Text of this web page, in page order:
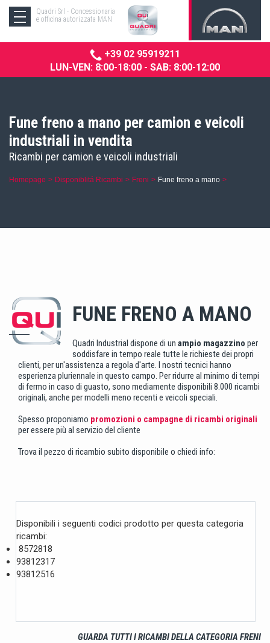
Quadri Srl - Concessionaria
e officina autorizzata MAN
+39 02 95919211
LUN-VEN: 8:00-18:00 - SAB: 8:00-12:00
Fune freno a mano per camion e veicoli
industriali in vendita
Ricambi per camion e veicoli industriali
Homepage Disponiblitá Ricambi Freni Fune freno a mano
FUNE FRENO A MANO
Quadri Industrial dispone di un ampio magazzino per
soddisfare in tempo reale tutte le richieste dei propri
clienti, per un'assistenza a regola d'arte. I nostri tecnici hanno
esperienza pluriennale in questo campo. Per ridurre al minimo di tempi
di fermo in caso di guasto, sono mediamente disponibili 8.000 ricambi
originali, anche per modelli meno recenti e veicoli speciali.
Spesso proponiamo promozioni o campagne di ricambi originali
per essere più al servizio del cliente
Trova il pezzo di ricambio subito disponibile o chiedi info:
Disponibili i seguenti codici prodotto per questa categoria
ricambi:
8572818
93812317
93812516
GUARDA TUTTI I RICAMBI DELLA CATEGORIA FRENI